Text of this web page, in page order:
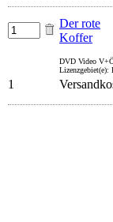
Der rote
Koffer
DVD Video
Lizenzgebiet(e):
1